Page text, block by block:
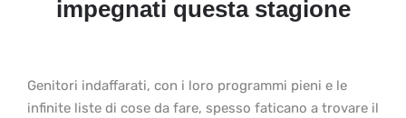
impegnati questa stagione
Genitori indaffarati, con i loro programmi pieni e le
infinite liste di cose da fare, spesso faticano a trovare il